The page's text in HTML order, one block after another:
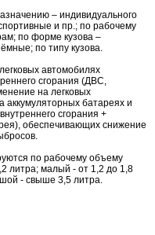
– индивидуального
и пр.; по рабочему
по форме кузова –
по типу кузова.
автомобилях
сгорания (ДВС,
на легковых
аккумуляторных батареях и
сгорания +
обеспечивающих снижение
по рабочему объему
литра; малый - от 1,2 до 1,8
- свыше 3,5 литра.